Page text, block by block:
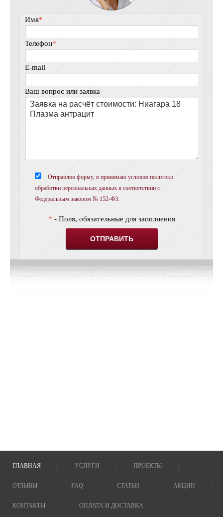
Имя*
Телефон*
E-mail
Ваш вопрос или заявка
Отправляя форму, я принимаю условия политики
обработки персональных данных в соответствии с
Федеральным законом № 152-ФЗ.
* - Поля, обязательные для заполнения
ГЛАВНАЯ УСЛУГИ ПРОЕКТЫ
ОТЗЫВЫ FAQ СТАТЬИ АКЦИИ
КОНТАКТЫ ОПЛАТА И ДОСТАВКА